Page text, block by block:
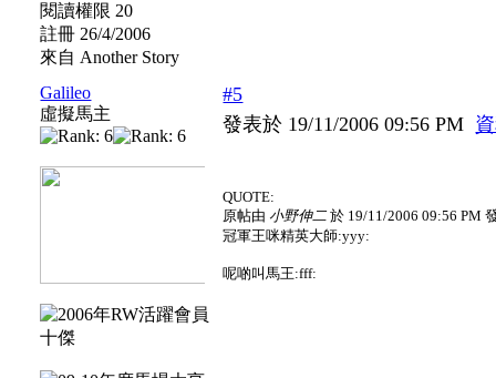
閱讀權限 20
註冊 26/4/2006
來自 Another Story
Galileo
虛擬馬主
#5
發表於 19/11/2006 09:56 PM
QUOTE:
原帖由 小野伸二於 19/11/2006 09:56 PM
冠軍王咪精英大師:yyy:
呢啲叫馬王:fff: